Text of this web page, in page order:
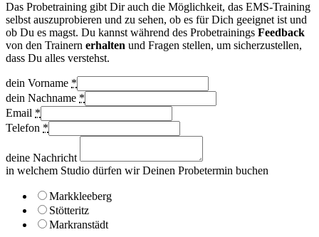
Das Probetraining gibt Dir auch die Möglichkeit, das EMS-Training
selbst auszuprobieren und zu sehen, ob es für Dich geeignet ist und
ob Du es magst. Du kannst während des Probetrainings Feedback
von den Trainern erhalten und Fragen stellen, um sicherzustellen,
dass Du alles verstehst.
dein Vorname *
dein Nachname *
Email *
Telefon *
deine Nachricht
in welchem Studio dürfen wir Deinen Probetermin buchen
Markkleeberg
Stötteritz
Markranstädt